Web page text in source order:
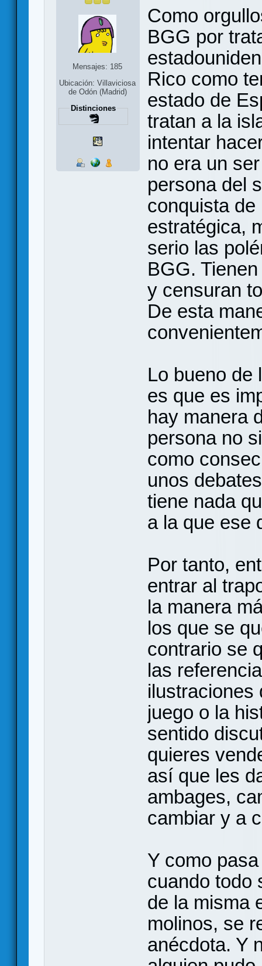
Mensajes: 185
Ubicación: Villaviciosa
de Odón (Madrid)
Distinciones
Como
BGG por
Rico como
estado de
tratan a la
intentar
no era un
persona del
conquista de
estratégica,
serio las
BGG.
y censuran
De esta
Lo bueno de
es que es
hay manera
persona no
como
unos
tiene nada
a la que ese
Por tanto,
entrar al
la manera
los que se
contrario se
las
ilustraciones
juego o la
sentido
quieres
así que les
ambages,
cambiar y a
Y como
cuando todo
de la misma
molinos, se
anécdota. Y